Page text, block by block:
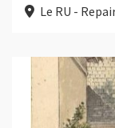
Le RU -
Plus